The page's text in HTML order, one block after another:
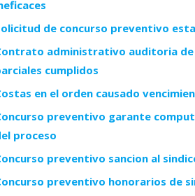
de concurso preventivo
administrativo auditoria
cumplidos
en el orden causado
preventivo garante
proceso
preventivo sancion al
preventivo honorarios de